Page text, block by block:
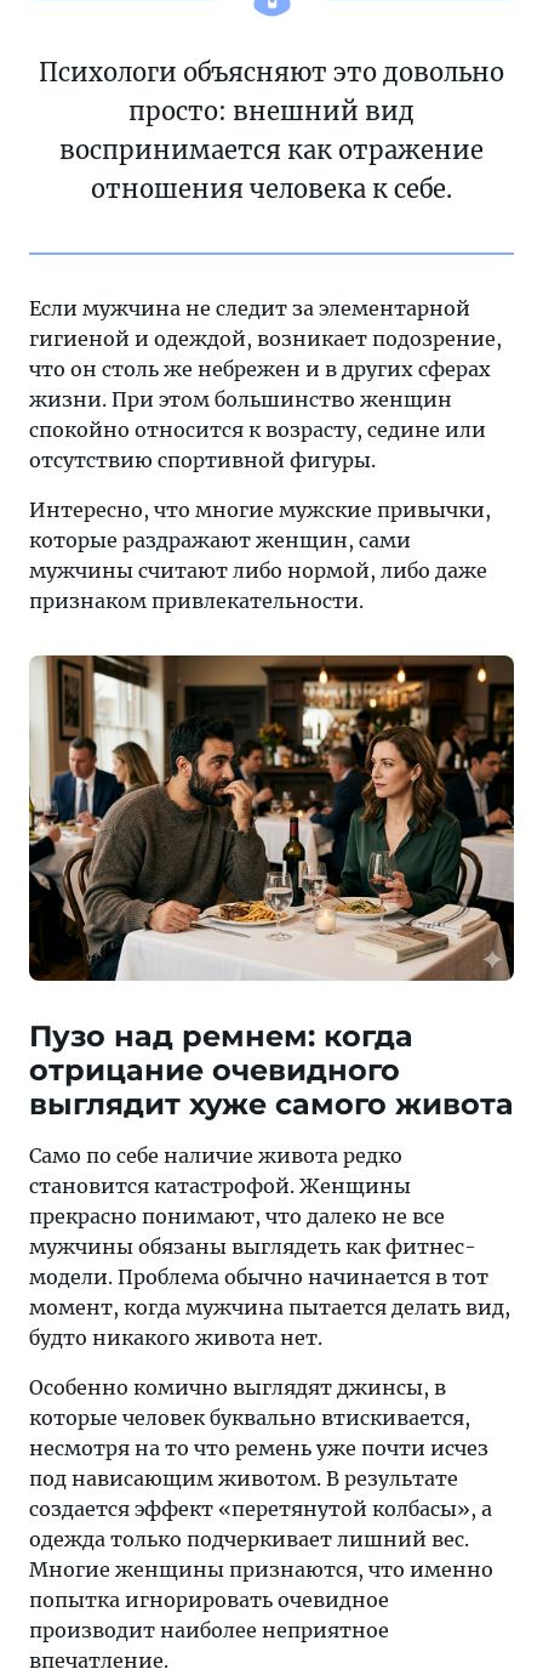
Психологи объясняют это довольно
просто: внешний вид
воспринимается как отражение
отношения человека к себе.
Если мужчина не следит за элементарной
гигиеной и одеждой, возникает подозрение,
что он столь же небрежен и в других сферах
жизни. При этом большинство женщин
спокойно относится к возрасту, седине или
отсутствию спортивной фигуры.
Интересно, что многие мужские привычки,
которые раздражают женщин, сами
мужчины считают либо нормой, либо даже
признаком привлекательности.
Пузо над ремнем: когда
отрицание очевидного
выглядит хуже самого живота
Само по себе наличие живота редко
становится катастрофой. Женщины
прекрасно понимают, что далеко не все
мужчины обязаны выглядеть как фитнес-
модели. Проблема обычно начинается в тот
момент, когда мужчина пытается делать вид,
будто никакого живота нет.
Особенно комично выглядят джинсы, в
которые человек буквально втискивается,
несмотря на то что ремень уже почти исчез
под нависающим животом. В результате
создается эффект «перетянутой колбасы», а
одежда только подчеркивает лишний вес.
Многие женщины признаются, что именно
попытка игнорировать очевидное
производит наиболее неприятное
впечатление.